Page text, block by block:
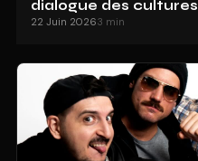
dialogue des cultures
22 Juin 20263 min